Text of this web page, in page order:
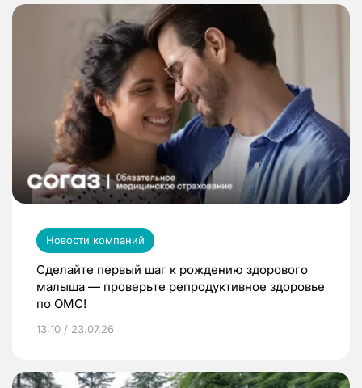
Новости компаний
Сделайте первый шаг к рождению здорового
малыша — проверьте репродуктивное здоровье
по ОМС!
13:10 / 23.07.26